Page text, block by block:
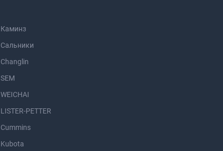
Каминз
Сальники
Changlin
SEM
WEICHAI
LISTER-PETTER
Cummins
Kubota